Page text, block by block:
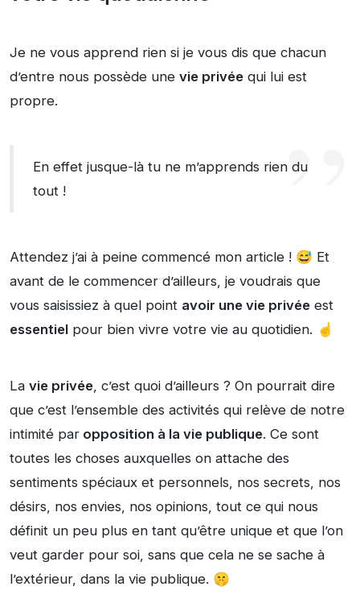
Je ne vous apprend rien si je vous dis que chacun
d’entre nous possède une vie privée qui lui est
propre.
En effet jusque-là tu ne m’apprends rien du
tout !
Attendez j’ai à peine commencé mon article ! 😅 Et
avant de le commencer d’ailleurs, je voudrais que
vous saisissiez à quel point avoir une vie privée est
essentiel pour bien vivre votre vie au quotidien. ☝️
La vie privée, c’est quoi d’ailleurs ? On pourrait dire
que c’est l’ensemble des activités qui relève de notre
intimité par opposition à la vie publique. Ce sont
toutes les choses auxquelles on attache des
sentiments spéciaux et personnels, nos secrets, nos
désirs, nos envies, nos opinions, tout ce qui nous
définit un peu plus en tant qu’être unique et que l’on
veut garder pour soi, sans que cela ne se sache à
l’extérieur, dans la vie publique. 🤫